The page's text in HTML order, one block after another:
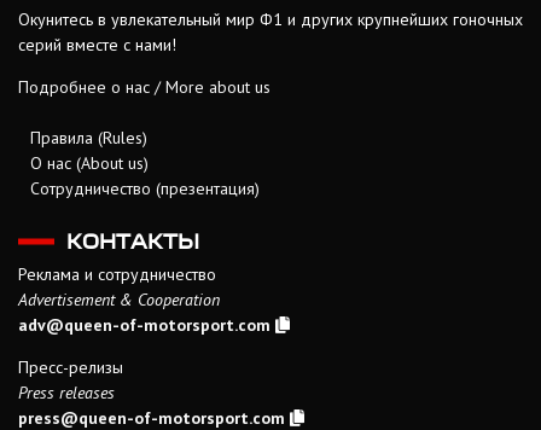
Окунитесь в увлекательный мир Ф1 и других крупнейших гоночных
серий вместе с нами!
Подробнее о нас / More about us
Правила (Rules)
О нас (About us)
Сотрудничество (презентация)
КОНТАКТЫ
Реклама и сотрудничество
Advertisement & Cooperation
adv@queen-of-motorsport.com
Пресс-релизы
Press releases
press@queen-of-motorsport.com